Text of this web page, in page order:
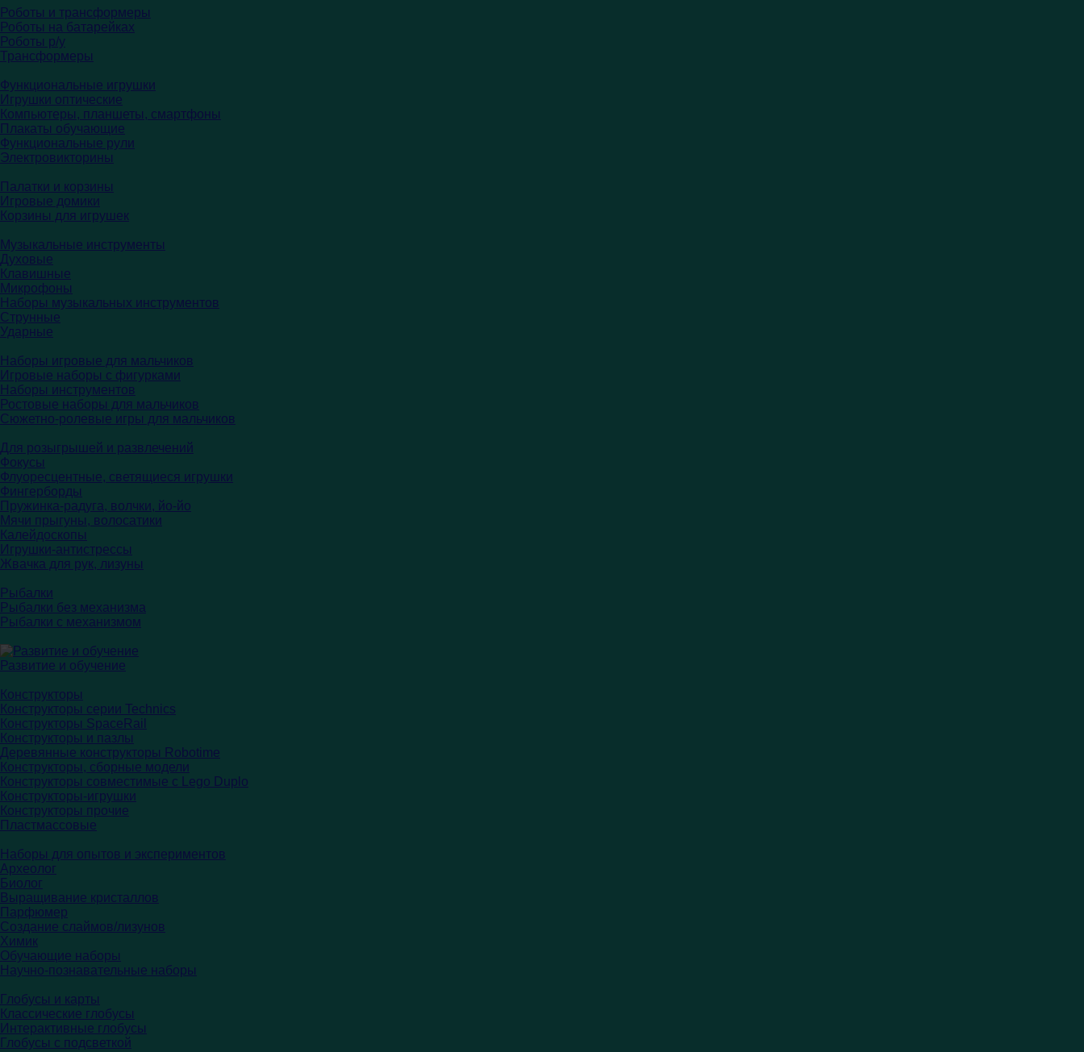
Роботы и трансформеры
Роботы на батарейках
Роботы р/у
Трансформеры
Функциональные игрушки
Игрушки оптические
Компьютеры, планшеты, смартфоны
Плакаты обучающие
Функциональные рули
Электровикторины
Палатки и корзины
Игровые домики
Корзины для игрушек
Музыкальные инструменты
Духовые
Клавишные
Микрофоны
Наборы музыкальных инструментов
Струнные
Ударные
Наборы игровые для мальчиков
Игровые наборы с фигурками
Наборы инструментов
Ростовые наборы для мальчиков
Сюжетно-ролевые игры для мальчиков
Для розыгрышей и развлечений
Фокусы
Флуоресцентные, светящиеся игрушки
Фингерборды
Пружинка-радуга, волчки, йо-йо
Мячи прыгуны, волосатики
Калейдоскопы
Игрушки-антистрессы
Жвачка для рук, лизуны
Рыбалки
Рыбалки без механизма
Рыбалки с механизмом
Развитие и обучение
Конструкторы
Конструкторы серии Technics
Конструкторы SpaceRail
Конструкторы и пазлы
Деревянные конструкторы Robotime
Конструкторы, сборные модели
Конструкторы совместимые с Lego Duplo
Конструкторы-игрушки
Конструкторы прочие
Пластмассовые
Наборы для опытов и экспериментов
Археолог
Биолог
Выращивание кристаллов
Парфюмер
Создание слаймов/лизунов
Химик
Обучающие наборы
Научно-познавательные наборы
Глобусы и карты
Классические глобусы
Интерактивные глобусы
Глобусы с подсветкой